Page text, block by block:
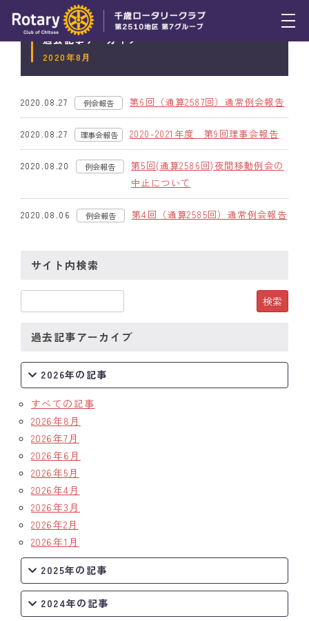
トピックス
活動報告
理事会報告
年間プログラム
組織図
クラブの歴史
歴代会長・幹事
記念誌
案内
例会場・事務局の案内
リンク集
情報公開
入会のご案内
過去記事アーカイブ
2020年8月
2020.08.27 例会報告 第6回（通算2587回）通常例会報告
2020.08.27 理事会報告 2020-2021年度 第9回理事会報告
2020.08.20 例会報告
第5回(通算2586回)夜間移動例会の
中止について
2020.08.06 例会報告 第4回（通算2585回）通常例会報告
サイト内検索
過去記事アーカイブ
2026年の記事
すべての記事
2026年8月
2026年7月
2026年6月
2026年5月
2026年4月
2026年3月
2026年2月
2026年1月
2025年の記事
2024年の記事